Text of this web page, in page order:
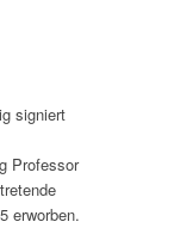
signiert
Professor
erworben.